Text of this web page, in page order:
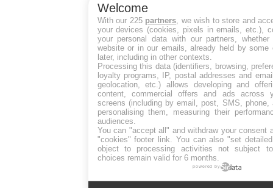
Welcome
With our 225 partners , we wish to store and
your devices (cookies, pixels in emails, etc.),
your personal data with our partners,
website or in our emails, already held by some
later, including in other contexts.
Processing this data (identifiers, browsing,
loyalty programs, IP, postal addresses and
geolocation, etc.) allows developing and
content, commercial offers and ads across
screens (including by email, post, SMS, phone,
personalising them, measuring their
audiences.
You can "accept all" and withdraw your consent
"cookies" footer link . You can also "set
object to processing activities not subject
choices remain valid for 6 months.
powered by